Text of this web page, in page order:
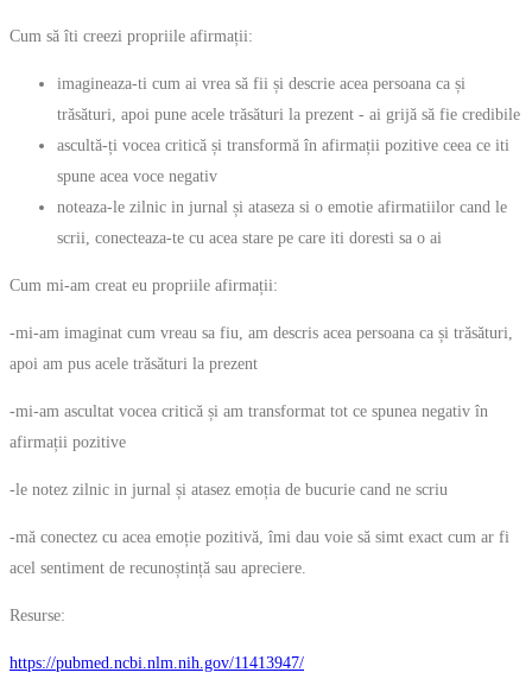
Cum să îti creezi propriile afirmații:
imagineaza-ti cum ai vrea să fii și descrie acea persoana ca și
trăsături, apoi pune acele trăsături la prezent - ai grijă să fie credibile
ascultă-ți vocea critică și transformă în afirmații pozitive ceea ce iti
spune acea voce negativ
noteaza-le zilnic in jurnal și ataseza si o emotie afirmatiilor cand le
scrii, conecteaza-te cu acea stare pe care iti doresti sa o ai
Cum mi-am creat eu propriile afirmații:
-mi-am imaginat cum vreau sa fiu, am descris acea persoana ca și trăsături,
apoi am pus acele trăsături la prezent
-mi-am ascultat vocea critică și am transformat tot ce spunea negativ în
afirmații pozitive
-le notez zilnic in jurnal și atasez emoția de bucurie cand ne scriu
-mă conectez cu acea emoție pozitivă, îmi dau voie să simt exact cum ar fi
acel sentiment de recunoștință sau apreciere.
Resurse:
https://pubmed.ncbi.nlm.nih.gov/11413947/